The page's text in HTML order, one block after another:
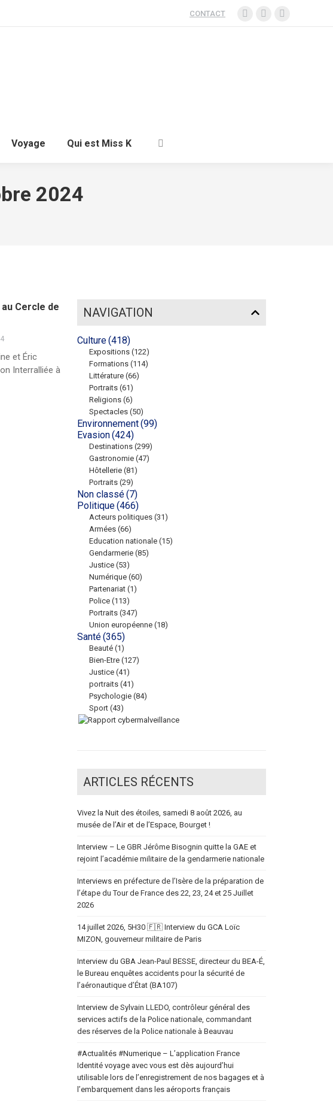
CONTACT
Voyage Qui est Miss K
2024
Cercle de
et Éric
Interralliée à
NAVIGATION
Culture(418)
Expositions (122)
Formations (114)
Littérature (66)
Portraits (61)
Religions (6)
Spectacles (50)
Environnement(99)
Evasion(424)
Destinations (299)
Gastronomie (47)
Hôtellerie (81)
Portraits (29)
Non classé(7)
Politique(466)
Acteurs politiques (31)
Armées (66)
Education nationale (15)
Gendarmerie (85)
Justice (53)
Numérique (60)
Partenariat (1)
Police (113)
Portraits (347)
Union européenne (18)
Santé(365)
Beauté (1)
Bien-Etre (127)
Justice (41)
portraits (41)
Psychologie (84)
Sport (43)
ARTICLES RÉCENTS
Vivez la Nuit des étoiles, samedi 8 août 2026, au
musée de l’Air et de l’Espace, Bourget !
Interview – Le GBR Jérôme Bisognin quitte la GAE et
rejoint l’académie militaire de la gendarmerie nationale
Interviews en préfecture de l’Isère de la préparation de
l’étape du Tour de France des 22, 23, 24 et 25 Juillet
2026
14 juillet 2026, 5H30 🇫🇷 Interview du GCA Loïc
MIZON, gouverneur militaire de Paris
Interview du GBA Jean-Paul BESSE, directeur du BEA-É,
le Bureau enquêtes accidents pour la sécurité de
l’aéronautique d’État (BA107)
Interview de Sylvain LLEDO, contrôleur général des
services actifs de la Police nationale, commandant
des réserves de la Police nationale à Beauvau
#Actualités #Numerique – L’application France
Identité voyage avec vous est dès aujourd’hui
utilisable lors de l’enregistrement de nos bagages et à
l’embarquement dans les aéroports français